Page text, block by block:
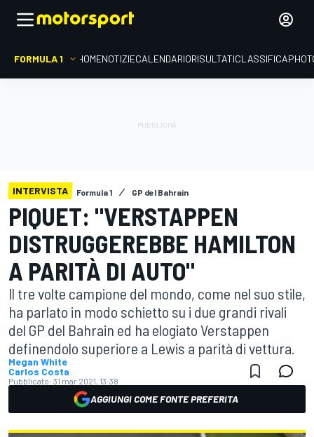
FORMULA 1 HOMENOTIZIECALENDARIORISULTATICLASSIFICA
INTERVISTA Formula 1 GP del Bahrain
PIQUET: "VERSTAPPEN
DISTRUGGEREBBE HAMILTON
A PARITÀ DI AUTO"
Il tre volte campione del mondo, come nel suo stile,
ha parlato in modo schietto su i due grandi rivali
del GP del Bahrain ed ha elogiato Verstappen
definendolo superiore a Lewis a parità di vettura.
Megan White
Carlos Costa
Pubblicato: 31 mar 2021, 13:38
AGGIUNGI COME FONTE PREFERITA